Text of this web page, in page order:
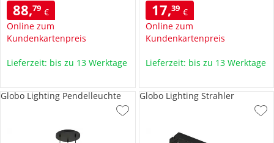
88,79 €
Online zum
Kundenkartenpreis
Lieferzeit: bis zu 13 Werktage
17,39 €
Online zum
Kundenkartenpreis
Lieferzeit: bis zu 13 Werktage
Globo Lighting Pendelleuchte Globo Lighting Strahler